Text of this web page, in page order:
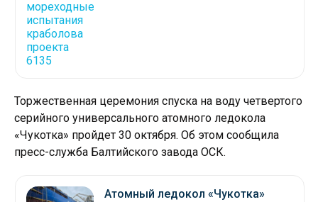
Торжественная церемония спуска на воду четвертого
серийного универсального атомного ледокола
«Чукотка» пройдет 30 октября. Об этом сообщила
пресс-служба Балтийского завода ОСК.
Атомный ледокол «Чукотка»